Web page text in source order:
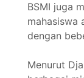
BSMI juga
mahasiswa
dengan
Menurut